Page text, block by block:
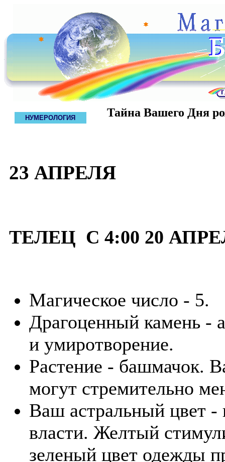
НУМЕРОЛОГИЯ Тайна Вашего Дня
23 АПРЕЛЯ
ТЕЛЕЦ С 4:00 20
Магическое число - 5.
Драгоценный камень -
и умиротворение.
Растение - башмачок.
могут стремительно
Ваш астральный цвет -
власти. Желтый
зеленый цвет одежды